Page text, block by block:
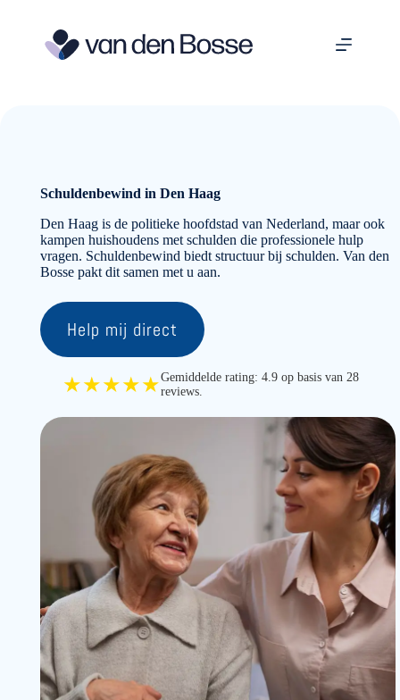
Schuldenbewind in Den Haag
Den Haag is de politieke hoofdstad van Nederland, maar ook
kampen huishoudens met schulden die professionele hulp
vragen. Schuldenbewind biedt structuur bij schulden. Van den
Bosse pakt dit samen met u aan.
Help mij direct
★★★★★Gemiddelde rating: 4.9 op basis van 28
reviews.